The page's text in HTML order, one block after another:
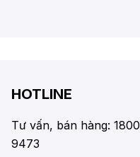
HOTLINE
Tư vấn, bán hàng: 1800
9473